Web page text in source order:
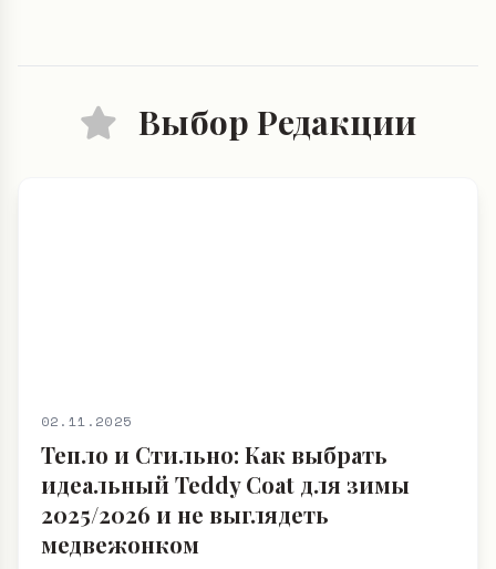
Выбор Редакции
02.11.2025
Тепло и Стильно: Как выбрать
идеальный Teddy Coat для зимы
2025/2026 и не выглядеть
медвежонком